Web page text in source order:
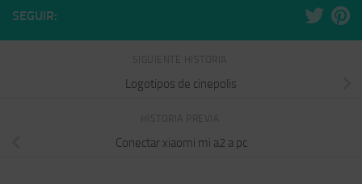
SEGUIR:
Logotipos de cinepolis
Conectar xiaomi mi a2 a pc